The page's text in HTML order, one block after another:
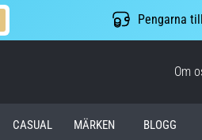
Pengarna
Om
CASUAL MÄRKEN BLOGG